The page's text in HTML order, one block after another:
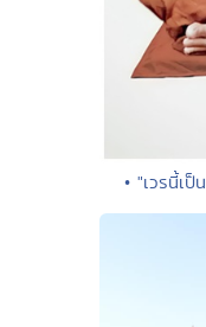
• "เวรนี้เ